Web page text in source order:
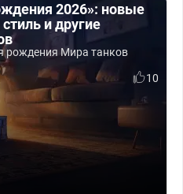
2026»: новые
и другие
рождения Мира танков
10